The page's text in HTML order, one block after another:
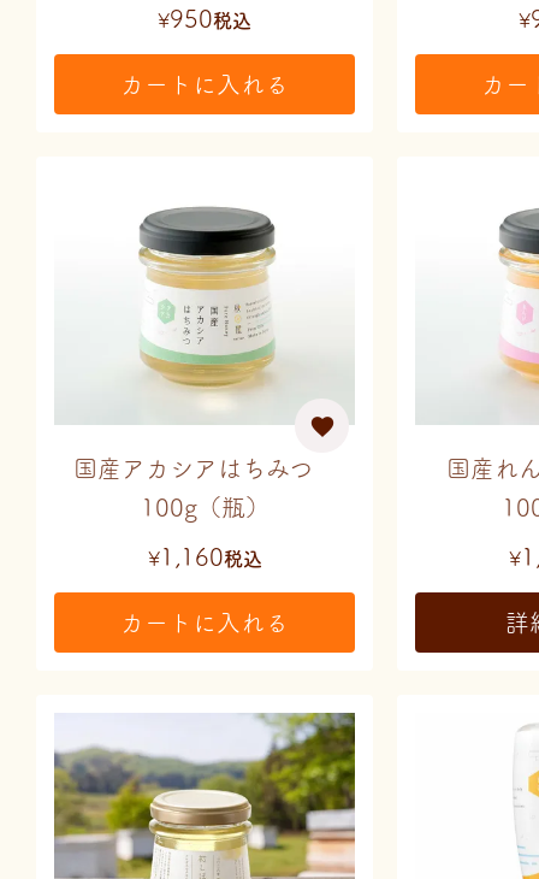
¥950税込
カートに入れる
¥
カー
国産アカシアはちみつ
100g（瓶）
¥1,160税込
カートに入れる
国産れ
¥
詳